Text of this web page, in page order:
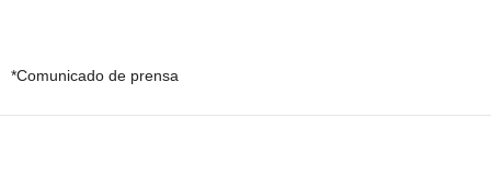
*Comunicado de prensa